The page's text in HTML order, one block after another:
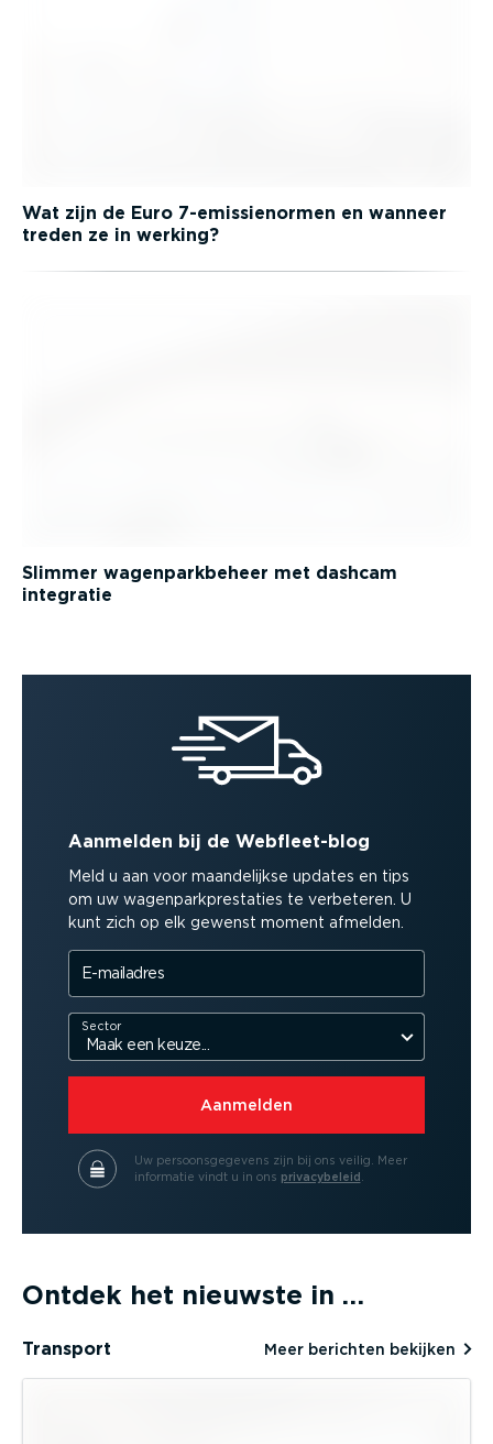
Wat zijn de Euro 7-emissienormen en wanneer
treden ze in werking?
Slimmer wagenparkbeheer met dashcam
integratie
Aanmelden bij de Webfleet-blog
Meld u aan voor maandelijkse updates en tips
om uw wagenparkprestaties te verbeteren. U
kunt zich op elk gewenst moment afmelden.
E-mailadres
Sector
Aanmelden
Uw persoonsgegevens zijn bij ons veilig. Meer
informatie vindt u in ons privacybeleid.
Ontdek het nieuwste in …
Transport Meer berichten bekijken